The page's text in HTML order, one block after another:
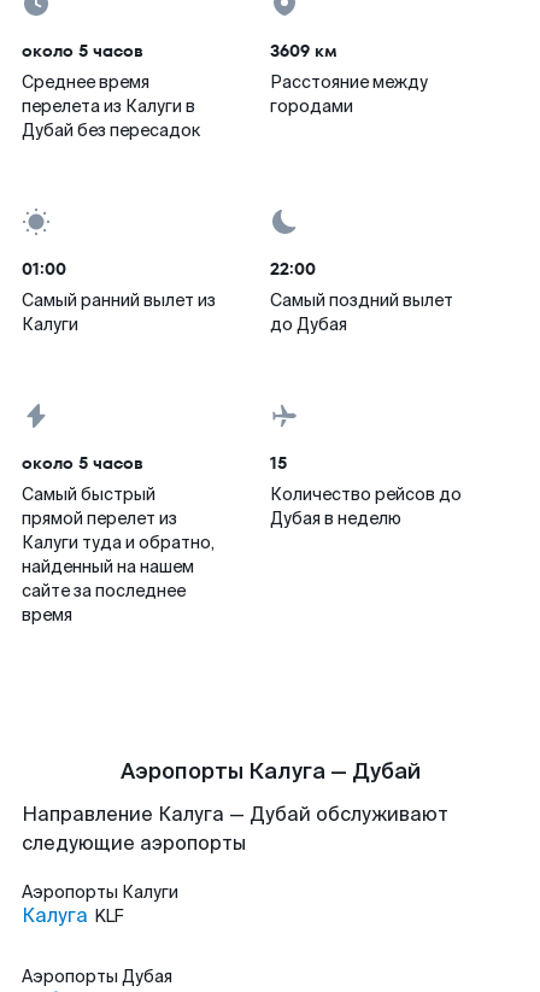
около 5 часов
Среднее время
перелета из Калуги в
Дубай без пересадок
3609 км
Расстояние между
городами
01:00
Самый ранний вылет из
Калуги
22:00
Самый поздний вылет
до Дубая
около 5 часов
Самый быстрый
прямой перелет из
Калуги туда и обратно,
найденный на нашем
сайте за последнее
время
15
Количество рейсов до
Дубая в неделю
Аэропорты Калуга — Дубай
Направление Калуга — Дубай обслуживают
следующие аэропорты
Аэропорты Калуги
Калуга KLF
Аэропорты Дубая